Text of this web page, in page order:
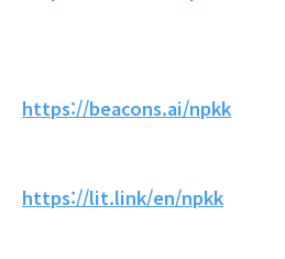
https://beacons.ai/npkk
https://lit.link/en/npkk